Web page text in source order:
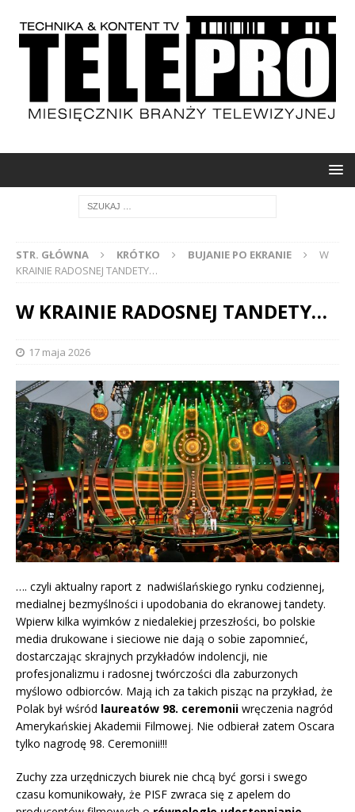
STR. GŁÓWNA KRÓTKO BUJANIE PO EKRANIE
W
KRAINIE RADOSNEJ TANDETY…
W KRAINIE RADOSNEJ TANDETY…
17 maja 2026
…. czyli aktualny raport z nadwiślańskiego rynku codziennej,
medialnej bezmyślności i upodobania do ekranowej tandety.
Wpierw kilka wyimków z niedalekiej przeszłości, bo polskie
media drukowane i sieciowe nie dają o sobie zapomnieć,
dostarczając skrajnych przykładów indolencji, nie
profesjonalizmu i radosnej twórczości dla zaburzonych
myślowo odbiorców. Mają ich za takich pisząc na przykład, że
Polak był wśród laureatów 98. ceremonii wręczenia nagród
Amerykańskiej Akademii Filmowej. Nie odbierał zatem Oscara
tylko nagrodę 98. Ceremonii!!!
Zuchy zza urzędniczych biurek nie chcą być gorsi i swego
czasu komunikowały, że PISF zwraca się z apelem do